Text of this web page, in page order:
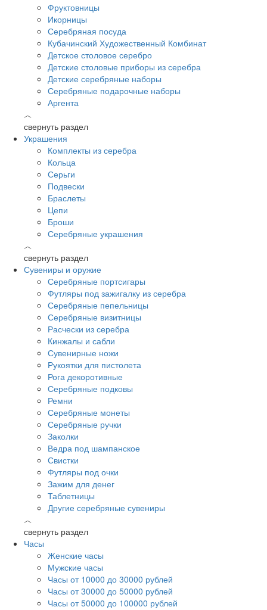
Фруктовницы
Икорницы
Серебряная посуда
Кубачинский Художественный Комбинат
Детское столовое серебро
Детские столовые приборы из серебра
Детские серебряные наборы
Серебряные подарочные наборы
Аргента
︿
свернуть раздел
Украшения
Комплекты из серебра
Кольца
Серьги
Подвески
Браслеты
Цепи
Броши
Серебряные украшения
︿
свернуть раздел
Сувениры и оружие
Серебряные портсигары
Футляры под зажигалку из серебра
Серебряные пепельницы
Серебряные визитницы
Расчески из серебра
Кинжалы и сабли
Сувенирные ножи
Рукоятки для пистолета
Рога декоротивные
Серебряные подковы
Ремни
Серебряные монеты
Серебряные ручки
Заколки
Ведра под шампанское
Свистки
Футляры под очки
Зажим для денег
Таблетницы
Другие серебряные сувениры
︿
свернуть раздел
Часы
Женские часы
Мужские часы
Часы от 10000 до 30000 рублей
Часы от 30000 до 50000 рублей
Часы от 50000 до 100000 рублей